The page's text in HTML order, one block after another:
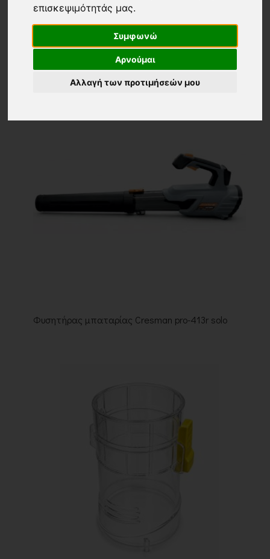
επισκεψιμότητάς μας.
Συμφωνώ
Αρνούμαι
Αλλαγή των προτιμήσεών μου
Ταξινόμηση
24 ΠΡΟΙΟΝΤΑ
Φυσητήρας μπαταρίας Cresman pro-413r solo